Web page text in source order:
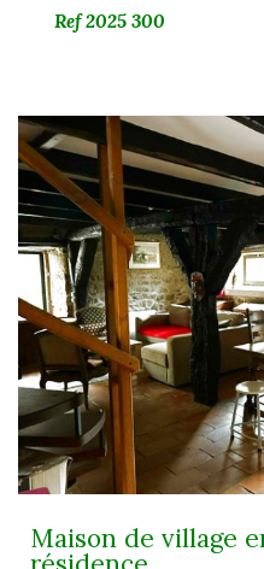
Ref2025 300
Maison de village